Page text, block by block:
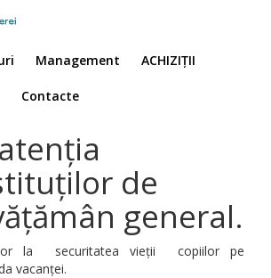
Management ACHIZIȚII
Contacte
de
general.
la securitatea vieții copiilor pe
vacanței.